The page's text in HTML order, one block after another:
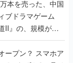
本を売った、中国
ブドラマゲーム
II』の、規模が違
サーに聞いた
？ スマホア